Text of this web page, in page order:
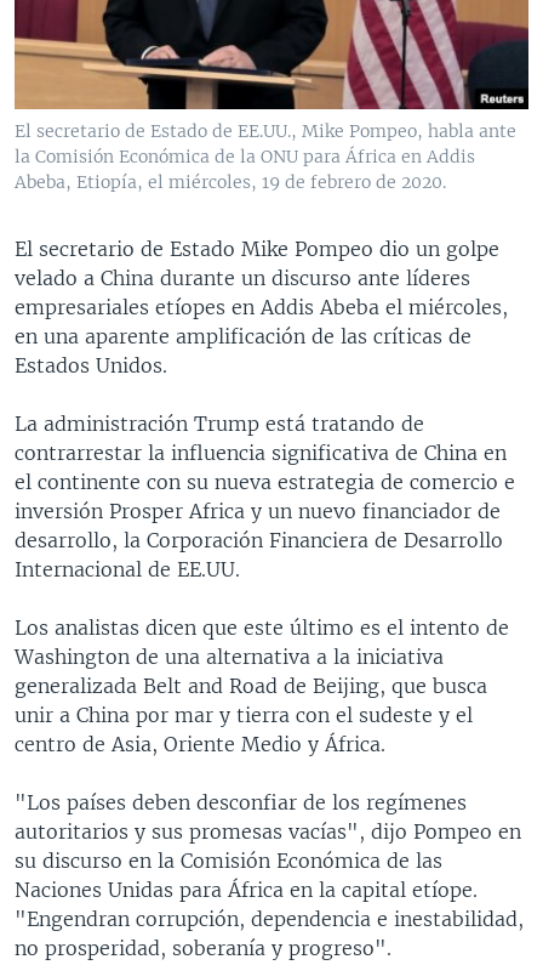
VENEZUELA
BRASIL
NICARAGUA
ECONOMÍA
ENTRETENIMIENTO Y CULTURA
TECNOLOGÍA
DEPORTES
CIENCIA Y SALUD
MULTIMEDIA
VIDEOS
FOTOGRAFÍA
AUDIOS
PROGRAMAS TV
EL MUNDO AL DÍA
FORO INTERAMERICANO
VISIÓN 360
LAS CLAVES
PANORAMA
RADIO
AVANCE INFORMATIVO
AUDIONOTICIAS
BUENOS DÍAS AMÉRICA
ESTADOS UNIDOS AL DÍA
EL MUNDO AL DÍA [RADIO]
FORO [RADIO]
DEPORTIVO INTERNACIONAL
NOTA ECONÓMICA
ENTRETENIMIENTO
DIRECT
DOCUMENTALES DE LA VOA
Learning English
SÍGANOS
El secretario de Estado de EE.UU., Mike Pompeo, habla ante
la Comisión Económica de la ONU para África en Addis
Abeba, Etiopía, el miércoles, 19 de febrero de 2020.
El secretario de Estado Mike Pompeo dio un golpe
velado a China durante un discurso ante líderes
empresariales etíopes en Addis Abeba el miércoles,
en una aparente amplificación de las críticas de
Estados Unidos.
La administración Trump está tratando de
contrarrestar la influencia significativa de China en
el continente con su nueva estrategia de comercio e
inversión Prosper Africa y un nuevo financiador de
desarrollo, la Corporación Financiera de Desarrollo
Internacional de EE.UU.
Los analistas dicen que este último es el intento de
Washington de una alternativa a la iniciativa
generalizada Belt and Road de Beijing, que busca
unir a China por mar y tierra con el sudeste y el
centro de Asia, Oriente Medio y África.
"Los países deben desconfiar de los regímenes
autoritarios y sus promesas vacías", dijo Pompeo en
su discurso en la Comisión Económica de las
Naciones Unidas para África en la capital etíope.
"Engendran corrupción, dependencia e inestabilidad,
no prosperidad, soberanía y progreso".